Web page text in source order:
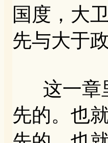
国度，大
先与大于
这一章
先的。也